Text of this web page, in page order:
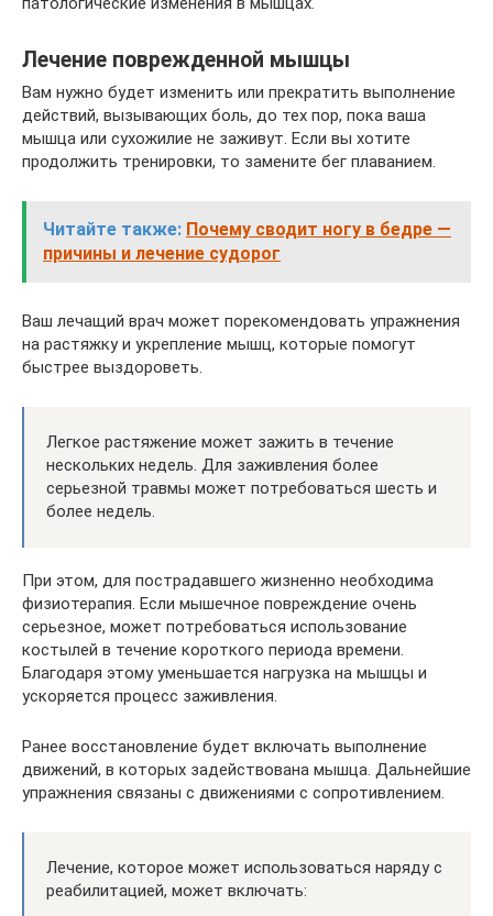
Лечение поврежденной мышцы
Вам нужно будет изменить или прекратить выполнение
действий, вызывающих боль, до тех пор, пока ваша
мышца или сухожилие не заживут. Если вы хотите
продолжить тренировки, то замените бег плаванием.
Читайте также: Почему сводит ногу в бедре —
причины и лечение судорог
Ваш лечащий врач может порекомендовать упражнения
на растяжку и укрепление мышц, которые помогут
быстрее выздороветь.
Легкое растяжение может зажить в течение
нескольких недель. Для заживления более
серьезной травмы может потребоваться шесть и
более недель.
При этом, для пострадавшего жизненно необходима
физиотерапия. Если мышечное повреждение очень
серьезное, может потребоваться использование
костылей в течение короткого периода времени.
Благодаря этому уменьшается нагрузка на мышцы и
ускоряется процесс заживления.
Ранее восстановление будет включать выполнение
движений, в которых задействована мышца. Дальнейшие
упражнения связаны с движениями с сопротивлением.
Лечение, которое может использоваться наряду с
реабилитацией, может включать: